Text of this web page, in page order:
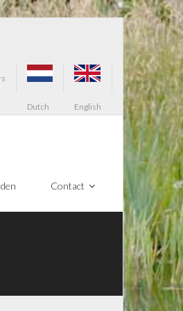
Dutch English
Contact